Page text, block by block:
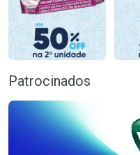
Patrocinados